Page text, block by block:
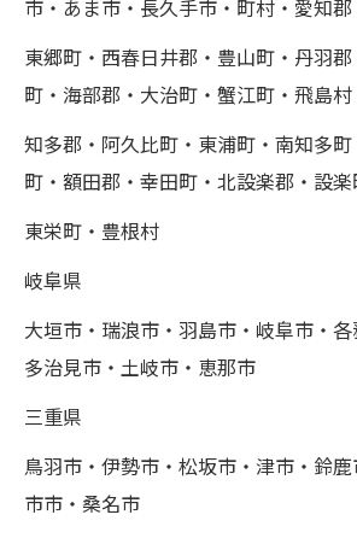
市・あま市・長久手市・町村・愛知郡
東郷町・西春日井郡・豊山町・丹羽
町・海部郡・大治町・蟹江町・飛島村
知多郡・阿久比町・東浦町・南知多
町・額田郡・幸田町・北設楽郡・設楽
東栄町・豊根村
岐阜県
大垣市・瑞浪市・羽島市・岐阜市・各
多治見市・土岐市・恵那市
三重県
鳥羽市・伊勢市・松坂市・津市・鈴
市市・桑名市